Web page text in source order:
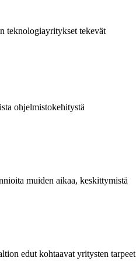
teknologiayritykset tekevät
ohjelmistokehitystä
muiden aikaa, keskittymistä
edut kohtaavat yritysten tarpeet